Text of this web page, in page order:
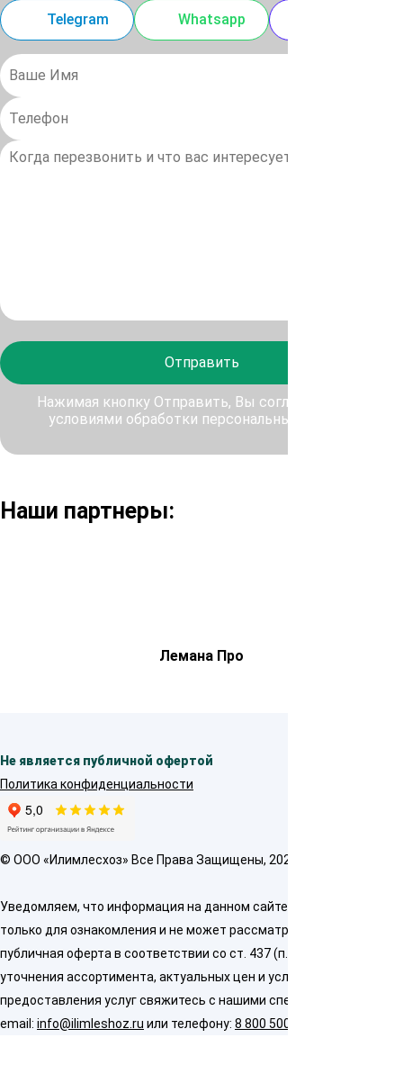
Telegram Whatsapp
Отправить
Нажимая кнопку Отправить, Вы соглашаетесь с
условиями обработки персональных данных
Наши партнеры:
Лемана Про
Не является публичной офертой
Политика конфиденциальности
© OOO «Илимлесхоз» Все Права Защищены, 2026
Уведомляем, что информация на данном сайте предназначена
только для ознакомления и не может рассматриваться как
публичная оферта в соответствии со ст. 437 (п. 2) ГК РФ. Для
уточнения ассортимента, актуальных цен и условий
предоставления услуг свяжитесь с нашими специалистами по
email: info@ilimleshoz.ru или телефону: 8 800 500 5437